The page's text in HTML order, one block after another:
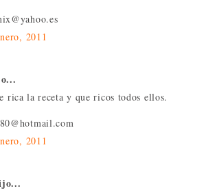
2011
rica la receta y que ricos todos ellos.
2011